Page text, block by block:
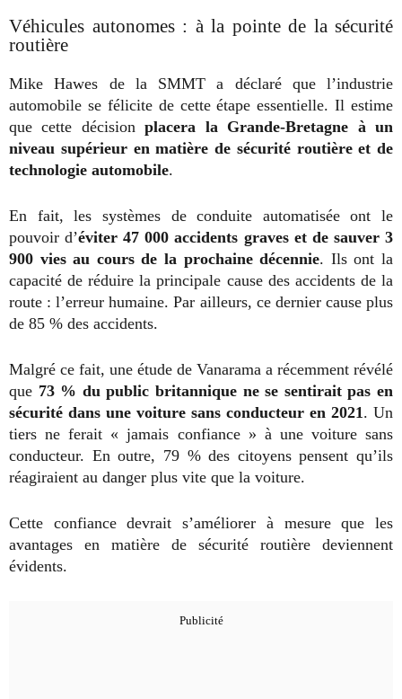
Véhicules autonomes : à la pointe de la sécurité
routière
Mike Hawes de la SMMT a déclaré que l’industrie
automobile se félicite de cette étape essentielle. Il estime
que cette décisionplacera la Grande-Bretagne à un
niveau supérieur en matière de sécurité routière et de
technologie automobile.
En fait, les systèmes de conduite automatisée ont le
pouvoir d’éviter 47 000 accidents graves et de sauver 3
900 vies au cours de la prochaine décennie. Ils ont la
capacité de réduire la principale cause des accidents de la
route : l’erreur humaine. Par ailleurs, ce dernier cause plus
de 85 % des accidents.
Malgré ce fait, une étude de Vanarama a récemment révélé
que 73 % du public britannique ne se sentirait pas en
sécurité dans une voiture sans conducteur en 2021 . Un
tiers ne ferait « jamais confiance » à une voiture sans
conducteur. En outre, 79 % des citoyens pensent qu’ils
réagiraient au danger plus vite que la voiture.
Cette confiance devrait s’améliorer à mesure que les
avantages en matière de sécurité routière deviennent
évidents.